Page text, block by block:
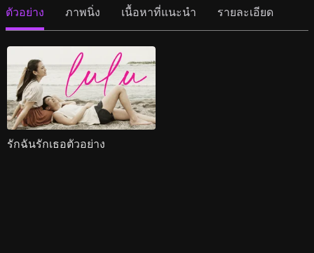
ตัวอย่าง ภาพนิ่ง เนื้อหาที่แนะนำ รายละเอียด
รักฉันรักเธอตัวอย่าง